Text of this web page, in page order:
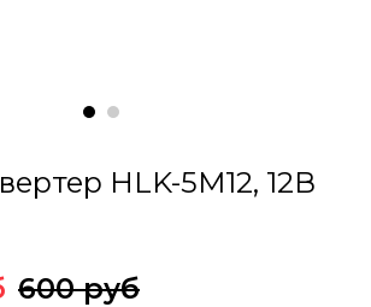
HLK-5M12, 12В
600 руб